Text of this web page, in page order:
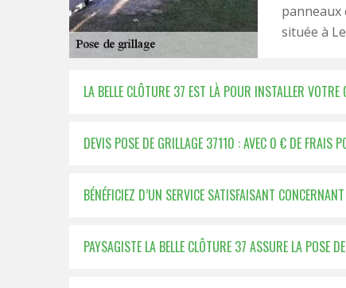
panneaux
située à
LA BELLE CLÔTURE 37 EST LÀ POUR INSTALLER VOTRE
DEVIS POSE DE GRILLAGE 37110 : AVEC 0 € DE FRAIS
BÉNÉFICIEZ D’UN SERVICE SATISFAISANT
PAYSAGISTE LA BELLE CLÔTURE 37 ASSURE LA POSE